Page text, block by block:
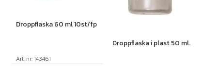
Droppflaska 60 ml 10st/fp
Art. nr: 143461
Droppflaska i plast 50 ml.